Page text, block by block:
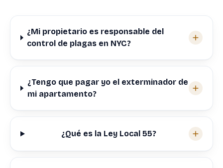
¿Mi propietario es responsable del
control de plagas en NYC?
¿Tengo que pagar yo el exterminador de
mi apartamento?
¿Qué es la Ley Local 55?